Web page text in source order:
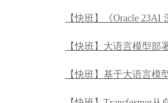
【快班】人工智能与药
【快班】跟Py sir一起学
【快班】从零入门金融